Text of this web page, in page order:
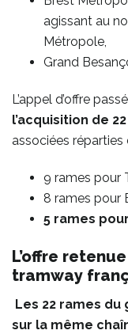
agissant au
Métropole,
Grand
L’appel d’offre
l’acquisition de
associées réparties
9 rames pour
8 rames pour
5 rames
L’offre
tramway
Les 22 rames
sur la même